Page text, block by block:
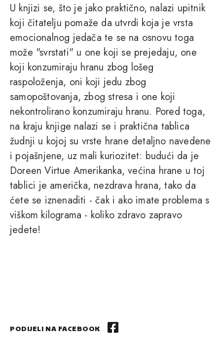
U knjizi se, što je jako praktično, nalazi upitnik
koji čitatelju pomaže da utvrdi koja je vrsta
emocionalnog jedača te se na osnovu toga
može "svrstati" u one koji se prejedaju, one
koji konzumiraju hranu zbog lošeg
raspoloženja, oni koji jedu zbog
samopoštovanja, zbog stresa i one koji
nekontrolirano konzumiraju hranu. Pored toga,
na kraju knjige nalazi se i praktična tablica
žudnji u kojoj su vrste hrane detaljno navedene
i pojašnjene, uz mali kuriozitet: budući da je
Doreen Virtue Amerikanka, većina hrane u toj
tablici je američka, nezdrava hrana, tako da
ćete se iznenaditi - čak i ako imate problema s
viškom kilograma - koliko zdravo zapravo
jedete!
PODIJELI NA FACEBOOK